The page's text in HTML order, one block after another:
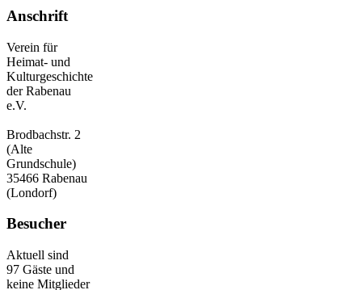
Anschrift
Verein für
Heimat- und
Kulturgeschichte
der Rabenau
e.V.
Brodbachstr. 2
(Alte
Grundschule)
35466 Rabenau
(Londorf)
Besucher
Aktuell sind
97 Gäste und
keine Mitglieder